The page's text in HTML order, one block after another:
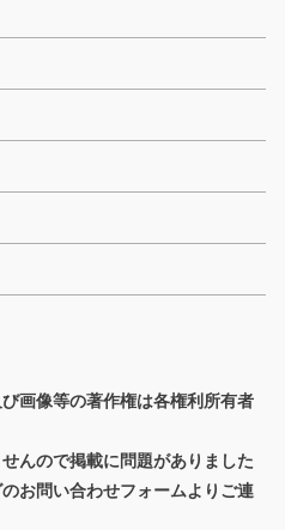
画像等の著作権は各権利所有者
んので掲載に問題がありました
お問い合わせフォームよりご連